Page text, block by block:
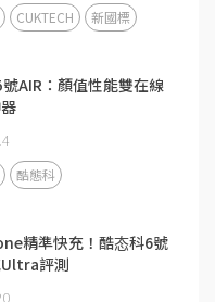
CUKTECH 新國標
AIR：顏值性能雙在線
酷態科
精準快充！酷态科6號
評測